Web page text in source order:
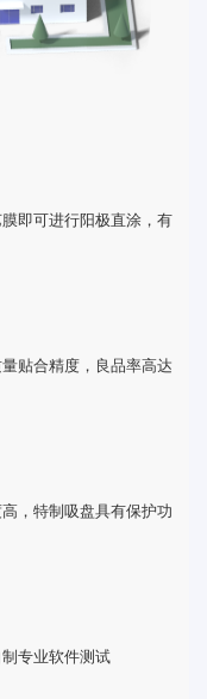
即可进行阳极直涂，有
贴合精度，良品率高达
，特制吸盘具有保护功
专业软件测试